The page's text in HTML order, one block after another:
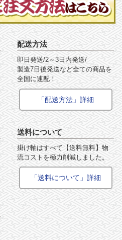
配送方法
即日発送/2～3日内発送/
製造7日後発送など全ての商品を
全国に速配！
「配送方法」詳細
送料について
掛け軸はすべて【送料無料】物
流コストを極力削減しました。
「送料について」詳細